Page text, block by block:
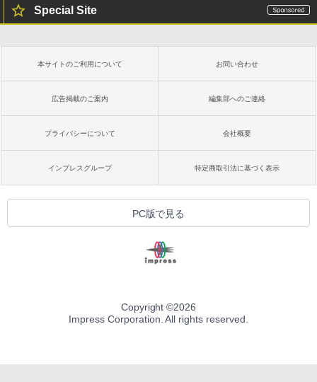
方 マニュアル AI副業にもコンテンツ作成
にもKindle出版にも！ 非エンジニアのた
￥99
1冊ですべて身につくHTML & CSSとWe
bデザイン入門講座［第2版］
￥2,326
ードウェア・市販ソフトウェアのパーフ
ェクトリストと最新エミュレータ紹介
Kindle Paperwhite シグニチャーエディ
るさ自動調整、色調調節ライト、12週間
持続バッテリー、広告なし、メタリック
Amazon Kindle Colorsoft | 16GBストレ
ージ、防水、7インチカラーディスプレ
イ、色調調節ライト、最大8週間持続バッ
テリー、広告無し、ブラック (2025年発
売)
￥39,980
New Amazon Kindle Scribe Colorsoft |
11インチカラーディスプレイ、64GBスト
き、グラファイト
￥115,980
Special Site
本サイトのご利用について お問い合わせ
広告掲載のご案内 編集部へのご連絡
プライバシーについて 会社概要
インプレスグループ 特定商取引法に基づく表示
PC版で見る
Copyright ©2026
Impress Corporation. All rights reserved.